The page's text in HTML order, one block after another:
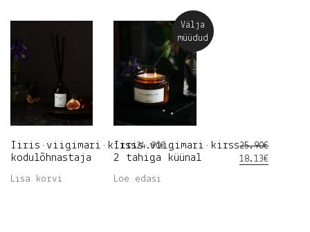
Iiris•viigimari•kirss
kodulõhnastaja
Lisa korvi
24.90€
Välja
müüdud
Iiris•viigimari•kirss
2 tahiga küünal
Loe edasi
25.90€
Algne
18.13€